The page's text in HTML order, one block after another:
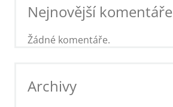
Nejnovější komentáře
Žádné komentáře.
Archivy